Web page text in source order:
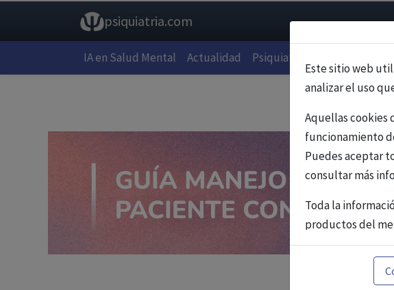
psiquiatria.com
IA en Salud Mental Actualidad Psiquiatría
Este sitio web
analizar el uso
Aquellas cookies
funcionamiento
Puedes aceptar
consultar más
Toda la
productos del
profesionales
prescribir o
profesional. La